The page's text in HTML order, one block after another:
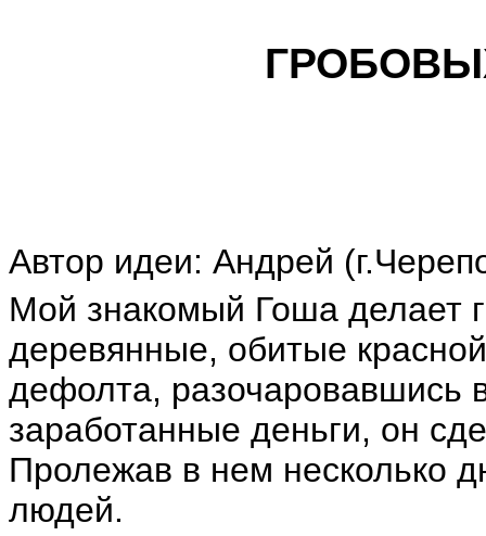
Автор идеи: Андрей
Мой знакомый Гоша делает
деревянные, обитые
дефолта, разочаровавшись
заработанные деньги, он
Пролежав в нем несколько
людей.